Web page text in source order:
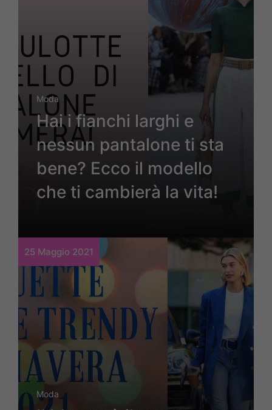
Moda
Hai i fianchi larghi e
nessun pantalone ti sta
bene? Ecco il modello
che ti cambierà la vita!
25 Maggio 2021
Moda